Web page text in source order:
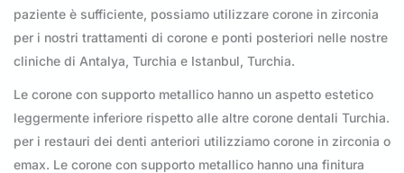
paziente è sufficiente, possiamo utilizzare corone in zirconia
per i nostri trattamenti di corone e ponti posteriori nelle nostre
cliniche di Antalya, Turchia e Istanbul, Turchia.
Le corone con supporto metallico hanno un aspetto estetico
leggermente inferiore rispetto alle altre corone dentali Turchia.
per i restauri dei denti anteriori utilizziamo corone in zirconia o
emax. Le corone con supporto metallico hanno una finitura